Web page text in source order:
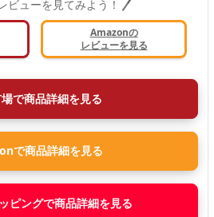
ビューを見てみよう！
Amazonの
レビューを見る
で商品詳細を見る
で商品詳細を見る
ピングで商品詳細を見る